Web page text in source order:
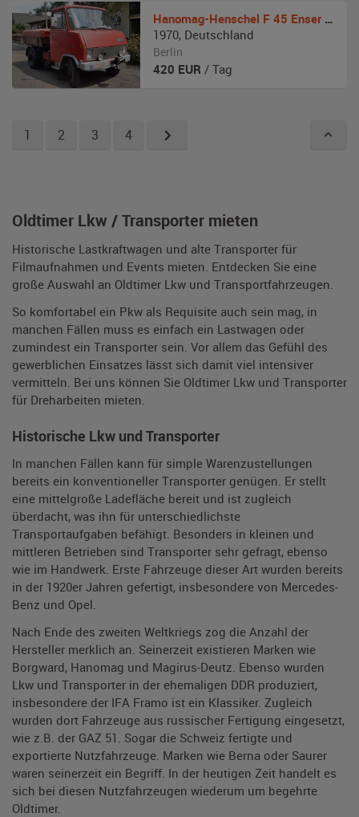
Oldtimer Lkw / Transporter mieten
Historische Lastkraftwagen und alte Transporter für
Filmaufnahmen und Events mieten. Entdecken Sie eine
große Auswahl an Oldtimer Lkw und Transportfahrzeugen.
So komfortabel ein Pkw als Requisite auch sein mag, in
manchen Fällen muss es einfach ein Lastwagen oder
zumindest ein Transporter sein. Vor allem das Gefühl des
gewerblichen Einsatzes lässt sich damit viel intensiver
vermitteln. Bei uns können Sie Oldtimer Lkw und Transporter
für Dreharbeiten mieten.
Historische Lkw und Transporter
In manchen Fällen kann für simple Warenzustellungen
bereits ein konventioneller Transporter genügen. Er stellt
eine mittelgroße Ladefläche bereit und ist zugleich
überdacht, was ihn für unterschiedlichste
Transportaufgaben befähigt. Besonders in kleinen und
mittleren Betrieben sind Transporter sehr gefragt, ebenso
wie im Handwerk. Erste Fahrzeuge dieser Art wurden bereits
in der 1920er Jahren gefertigt, insbesondere von Mercedes-
Benz und Opel.
Nach Ende des zweiten Weltkriegs zog die Anzahl der
Hersteller merklich an. Seinerzeit existieren Marken wie
Borgward, Hanomag und Magirus-Deutz. Ebenso wurden
Lkw und Transporter in der ehemaligen DDR produziert,
insbesondere der IFA Framo ist ein Klassiker. Zugleich
wurden dort Fahrzeuge aus russischer Fertigung eingesetzt,
wie z.B. der GAZ 51. Sogar die Schweiz fertigte und
exportierte Nutzfahrzeuge. Marken wie Berna oder Saurer
waren seinerzeit ein Begriff. In der heutigen Zeit handelt es
sich bei diesen Nutzfahrzeugen wiederum um begehrte
Oldtimer.
Hanomag-Henschel F 45 Enser Zugmaschine
1970, Deutschland
Berlin
420 EUR / Tag
1 2 3 4